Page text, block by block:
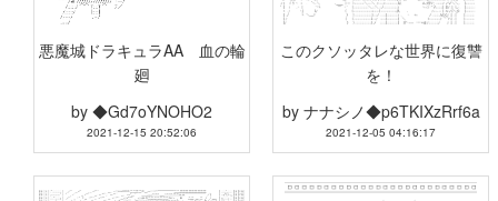
悪魔城ドラキュラAA 血の輪
廻
by ◆Gd7oYNOHO2
2021-12-15 20:52:06
このクソッタレな世界に復讐
を！
by ナナシノ◆p6TKIXzRrf6a
2021-12-05 04:16:17